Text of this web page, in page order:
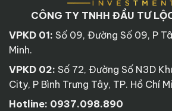
CÔNG TY TNHH ĐẦU TƯ
VPKD 01: Số 09, Đường Số 09, P
Minh.
VPKD 02: Số 72, Đường Số N3D
City, P Bình Trưng Tây, TP. Hồ Chí
Hotline: 0937.098.890